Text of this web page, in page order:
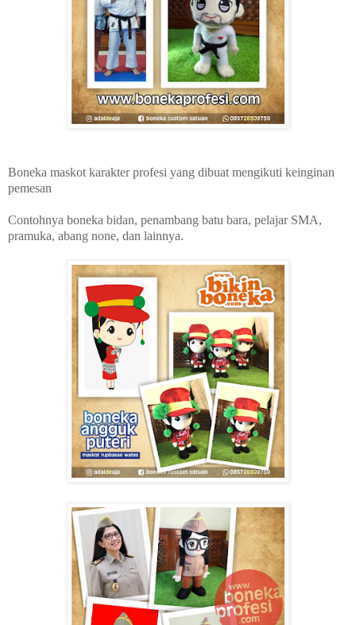
Boneka maskot karakter profesi yang dibuat mengikuti keinginan
pemesan
Contohnya boneka bidan, penambang batu bara, pelajar SMA,
pramuka, abang none, dan lainnya.